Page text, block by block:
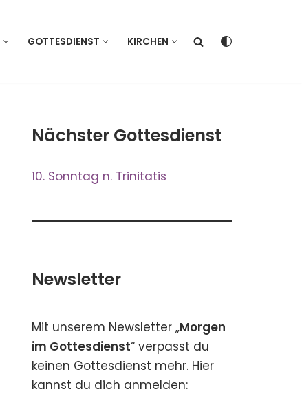
GOTTESDIENST KIRCHEN
Nächster Gottesdienst
10. Sonntag n. Trinitatis
Newsletter
Mit unserem Newsletter „Morgen
im Gottesdienst“ verpasst du
keinen Gottesdienst mehr. Hier
kannst du dich anmelden: